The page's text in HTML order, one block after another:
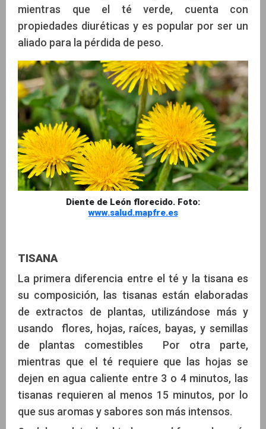
mientras que el té verde, cuenta con
propiedades diuréticas y es popular por ser un
aliado para la pérdida de peso.
Diente de León florecido. Foto:
www.salud.mapfre.es
TISANA
La primera diferencia entre el té y la tisana es
su composición, las tisanas están elaboradas
de extractos de plantas, utilizándose más y
usando flores, hojas, raíces, bayas, y semillas
de plantas comestibles Por otra parte,
mientras que el té requiere que las hojas se
dejen en agua caliente entre 3 o 4 minutos, las
tisanas requieren al menos 15 minutos, por lo
que sus aromas y sabores son más intensos.